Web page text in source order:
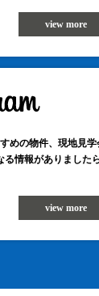
view more
めの物件、現地見
る情報がありました
view more